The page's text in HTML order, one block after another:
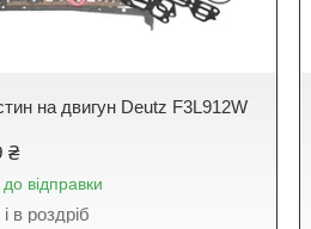
на двигун Deutz F3L912W
₴
відправки
в роздріб